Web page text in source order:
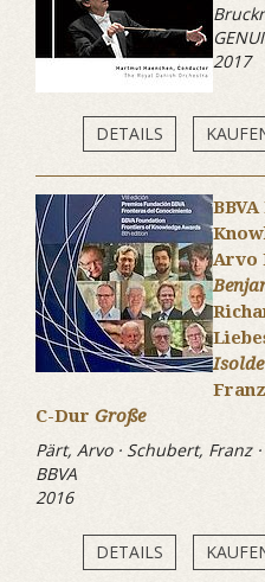
2017
DETAILS
Arvo
Isolde
C-Dur Große
Pärt, Arvo · Schubert, Franz
BBVA
2016
DETAILS